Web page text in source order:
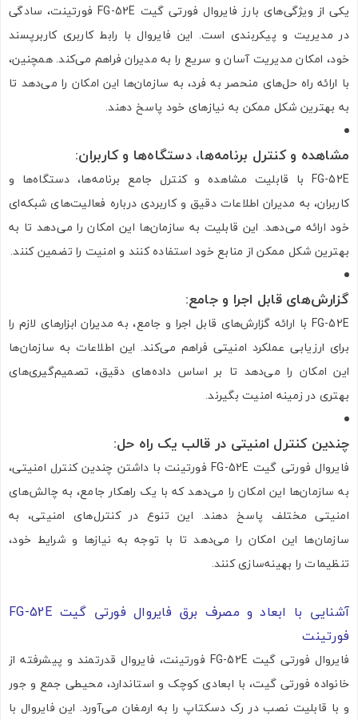
یکی از ویژگی‌های بارز فایروال فورتی گیت FG-52E فورتینت، سادگی
در مدیریت و پیکربندی است. این فایروال با رابط کاربری کاربرپسند
خود، امکان مدیریت آسان و سریع را به مدیران فراهم می‌کند. همچنین،
با ارائه راه حل‌های منحصر به فرد، به سازمان‌ها این امکان را می‌دهد تا
به بهترین شکل ممکن به نیازهای خود پاسخ دهند.
مشاهده و کنترل برنامه‌ها، دستگاه‌ها و کاربران:
FG-52E با قابلیت مشاهده و کنترل جامع برنامه‌ها، دستگاه‌ها و
کاربران، به مدیران اطلاعات دقیق و کاربردی درباره فعالیت‌های شبکه‌ای
خود ارائه می‌دهد. این قابلیت به سازمان‌ها این امکان را می‌دهد تا به
بهترین شکل ممکن از منابع خود استفاده کنند و امنیت را تضمین کنند.
گزارش‌های قابل اجرا و جامع:
FG-52E با ارائه گزارش‌های قابل اجرا و جامع، به مدیران ابزارهای لازم را
برای ارزیابی عملکرد امنیتی فراهم می‌کند. این اطلاعات به سازمان‌ها
این امکان را می‌دهد تا بر اساس داده‌های دقیق، تصمیم‌گیری‌های
بهتری در زمینه امنیت بگیرند.
چندین کنترل امنیتی در قالب یک راه حل:
فایروال فورتی گیت FG-52E فورتینت با داشتن چندین کنترل امنیتی،
به سازمان‌ها این امکان را می‌دهد که با یک راهکار جامع، به چالش‌های
امنیتی مختلف پاسخ دهند. این تنوع در کنترل‌های امنیتی، به
سازمان‌ها این امکان را می‌دهد تا با توجه به نیازها و شرایط خود،
تنظیمات را بهینه‌سازی کنند.
آشنایی با ابعاد و مصرف برق فایروال فورتی گیت FG-52E
فورتینت
فایروال فورتی گیت FG-52E فورتینت، فایروال قدرتمند و پیشرفته از
خانواده فورتی گیت، با ابعادی کوچک و استاندارد، محیطی جمع و جور
و با قابلیت نصب در رک دسکتاپ را به ارمغان می‌آورد. این فایروال با
تصاویر رسمی